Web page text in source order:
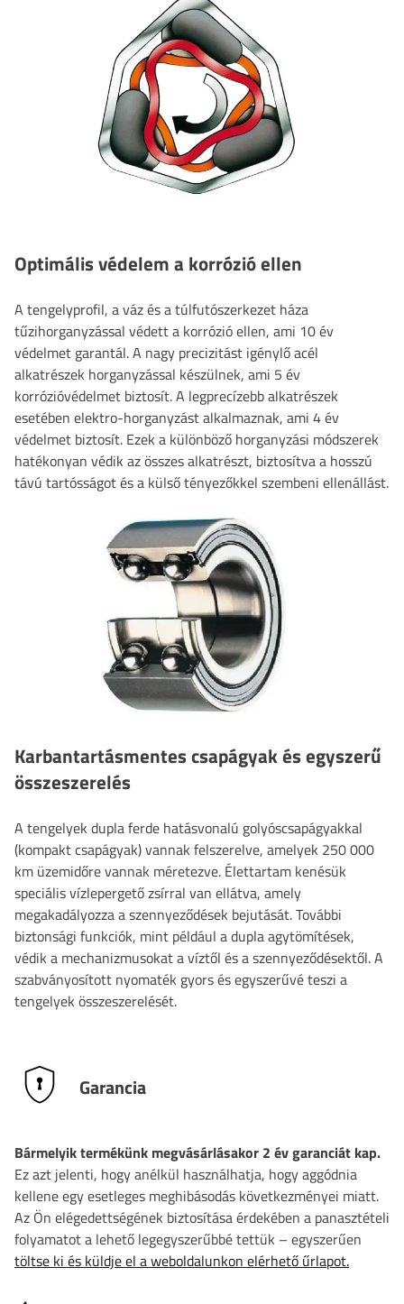
Optimális védelem a korrózió ellen
A tengelyprofil, a váz és a túlfutószerkezet háza
tűzihorganyzással védett a korrózió ellen, ami 10 év
védelmet garantál. A nagy precizitást igénylő acél
alkatrészek horganyzással készülnek, ami 5 év
korrózióvédelmet biztosít. A legprecízebb alkatrészek
esetében elektro-horganyzást alkalmaznak, ami 4 év
védelmet biztosít. Ezek a különböző horganyzási módszerek
hatékonyan védik az összes alkatrészt, biztosítva a hosszú
távú tartósságot és a külső tényezőkkel szembeni ellenállást.
Karbantartásmentes csapágyak és egyszerű
összeszerelés
A tengelyek dupla ferde hatásvonalú golyóscsapágyakkal
(kompakt csapágyak) vannak felszerelve, amelyek 250 000
km üzemidőre vannak méretezve. Élettartam kenésük
speciális vízlepergető zsírral van ellátva, amely
megakadályozza a szennyeződések bejutását. További
biztonsági funkciók, mint például a dupla agytömítések,
védik a mechanizmusokat a víztől és a szennyeződésektől. A
szabványosított nyomaték gyors és egyszerűvé teszi a
tengelyek összeszerelését.
Garancia
Bármelyik termékünk megvásárlásakor 2 év garanciát kap.
Ez azt jelenti, hogy anélkül használhatja, hogy aggódnia
kellene egy esetleges meghibásodás következményei miatt.
Az Ön elégedettségének biztosítása érdekében a panasztételi
folyamatot a lehető legegyszerűbbé tettük – egyszerűen
töltse ki és küldje el a weboldalunkon elérhető űrlapot.